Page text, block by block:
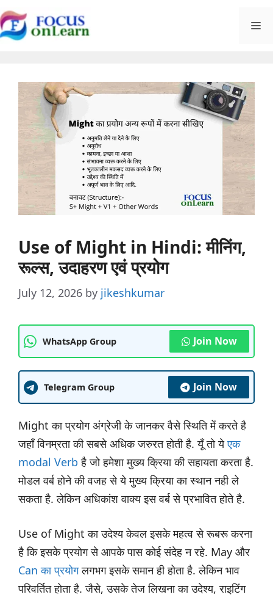
Skip
to
content
Use of Might in Hindi: मीनिंग,
रूल्स, उदाहरण एवं प्रयोग
July 12, 2026 by jikeshkumar
WhatsApp Group Join Now
Telegram Group Join Now
Might का प्रयोग अंग्रेजी के जानकर वैसे स्थिति में करते है
जहाँ विनम्रता की सबसे अधिक जरुरत होती है. यूँ तो येएक
modal Verb है जो हमेशा मुख्य क्रिया की सहायता करता है.
मोडल वर्ब होने की वजह से ये मुख्य क्रिया का स्थान नही ले
सकता है. लेकिन अधिकांश वाक्य इस वर्ब से प्रभावित होते है.
Use of Might का उदेश्य केवल इसके महत्व से रूबरू करना
है कि इसके प्रयोग से आपके पास कोई संदेह न रहे. May और
Can का प्रयोगलगभग इसके समान ही होता है. लेकिन भाव
परिवर्तित होता है. जैसे, उसके तेज लिखना का उदेश्य, राइटिंग